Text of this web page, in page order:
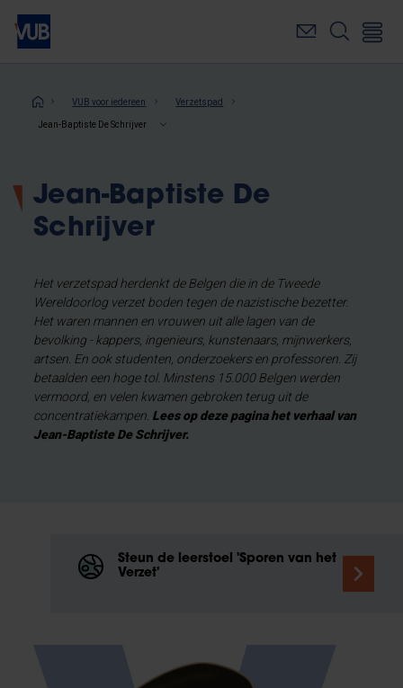
Overslaan
naar
inhoudKruimelpad
VUB voor iedereen Verzetspad
Jean-Baptiste De Schrijver
Jean-Baptiste De
Schrijver
Het verzetspad herdenkt de Belgen die in de Tweede
Wereldoorlog verzet boden tegen de nazistische bezetter.
Het waren mannen en vrouwen uit alle lagen van de
bevolking - kappers, ingenieurs, kunstenaars, mijnwerkers,
artsen. En ook studenten, onderzoekers en professoren. Zij
betaalden een hoge tol. Minstens 15.000 Belgen werden
vermoord, en velen kwamen gebroken terug uit de
concentratiekampen. Lees op deze pagina het verhaal van
Jean-Baptiste De Schrijver.
Steun de leerstoel 'Sporen van het
Verzet'